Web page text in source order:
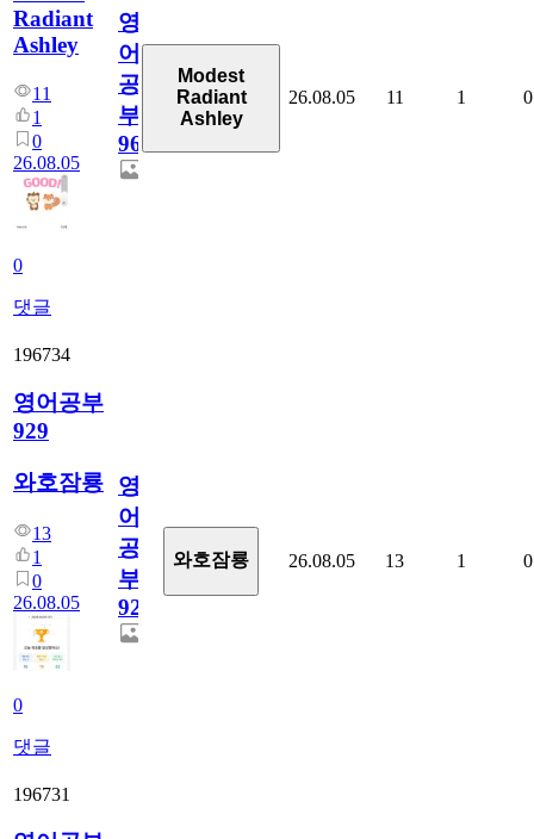
Radiant
Ashley
11
1
0
26.08.05
0
댓글
영
어
공
부
96
Modest
Radiant
Ashley
26.08.05 11 1 0
196734
영어공부
929
와호잠룡
13
1
0
26.08.05
0
댓글
영
어
공
부
929
와호잠룡 26.08.05 13 1 0
196731